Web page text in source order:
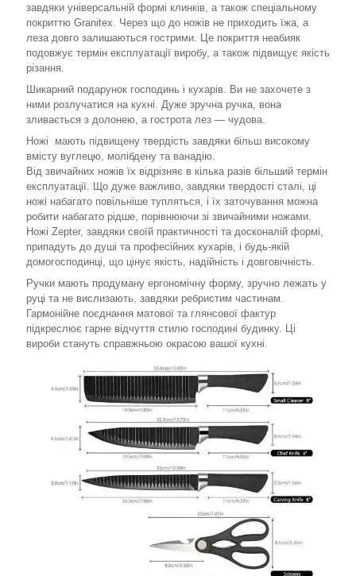
завдяки універсальній формі клинків, а також спеціальному
покриттю Granitex. Через що до ножів не приходить їжа, а
леза довго залишаються гострими. Це покриття неабияк
подовжує термін експлуатації виробу, а також підвищує якість
різання.
Шикарний подарунок господинь і кухарів. Ви не захочете з
ними розлучатися на кухні. Дуже зручна ручка, вона
зливається з долонею, а гострота лез — чудова.
Ножі мають підвищену твердість завдяки більш високому
вмісту вуглецю, молібдену та ванадію.
Від звичайних ножів їх відрізняє в кілька разів більший термін
експлуатації. Що дуже важливо, завдяки твердості сталі, ці
ножі набагато повільніше тупляться, і їх заточування можна
робити набагато рідше, порівнюючи зі звичайними ножами.
Ножі Zepter, завдяки своїй практичності та досконалій формі,
припадуть до душі та професійних кухарів, і будь-якій
домогосподинці, що цінує якість, надійність і довговічність.
Ручки мають продуману ергономічну форму, зручно лежать у
руці та не вислизають, завдяки ребристим частинам.
Гармонійне поєднання матової та глянсової фактур
підкреслює гарне відчуття стилю господині будинку. Ці
вироби стануть справжньою окрасою вашої кухні.